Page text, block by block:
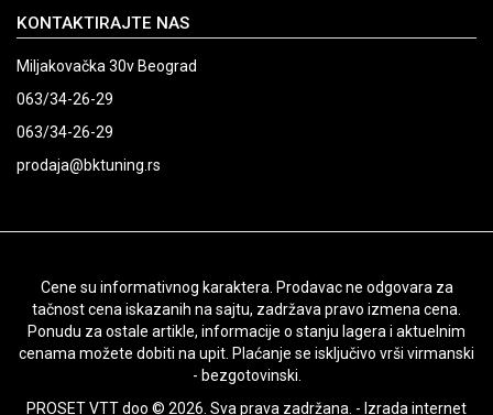
KONTAKTIRAJTE NAS
Miljakovačka 30v Beograd
063/34-26-29
063/34-26-29
prodaja@bktuning.rs
Cene su informativnog karaktera. Prodavac ne odgovara za
tačnost cena iskazanih na sajtu, zadržava pravo izmena cena.
Ponudu za ostale artikle, informacije o stanju lagera i aktuelnim
cenama možete dobiti na upit. Plaćanje se isključivo vrši virmanski
- bezgotovinski.
PROSET VTT doo © 2026. Sva prava zadržana. - Izrada internet